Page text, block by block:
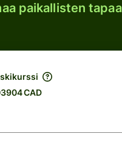
paikallisten
CAD